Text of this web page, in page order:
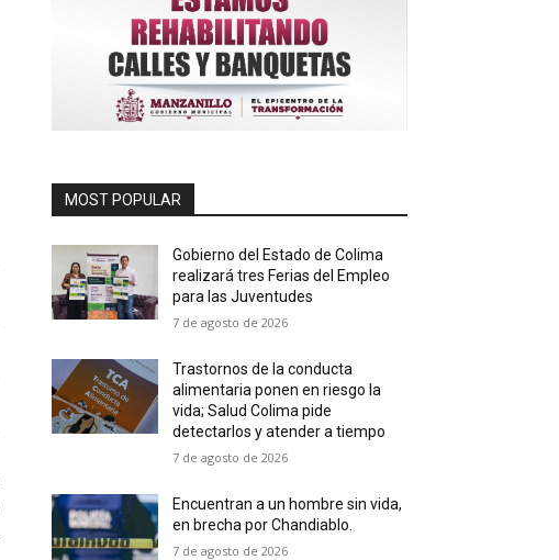
MOST POPULAR
Gobierno del Estado de Colima
realizará tres Ferias del Empleo
para las Juventudes
7 de agosto de 2026
Trastornos de la conducta
alimentaria ponen en riesgo la
vida; Salud Colima pide
detectarlos y atender a tiempo
7 de agosto de 2026
Encuentran a un hombre sin vida,
en brecha por Chandiablo.
7 de agosto de 2026